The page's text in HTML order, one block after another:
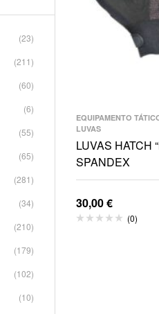
EQUIPAMENTO
LUVAS
LUVAS HATCH
SPANDEX
30,00€
(0)
(23)
(211)
(60)
(6)
(55)
(65)
(281)
(34)
(210)
(179)
(102)
(10)